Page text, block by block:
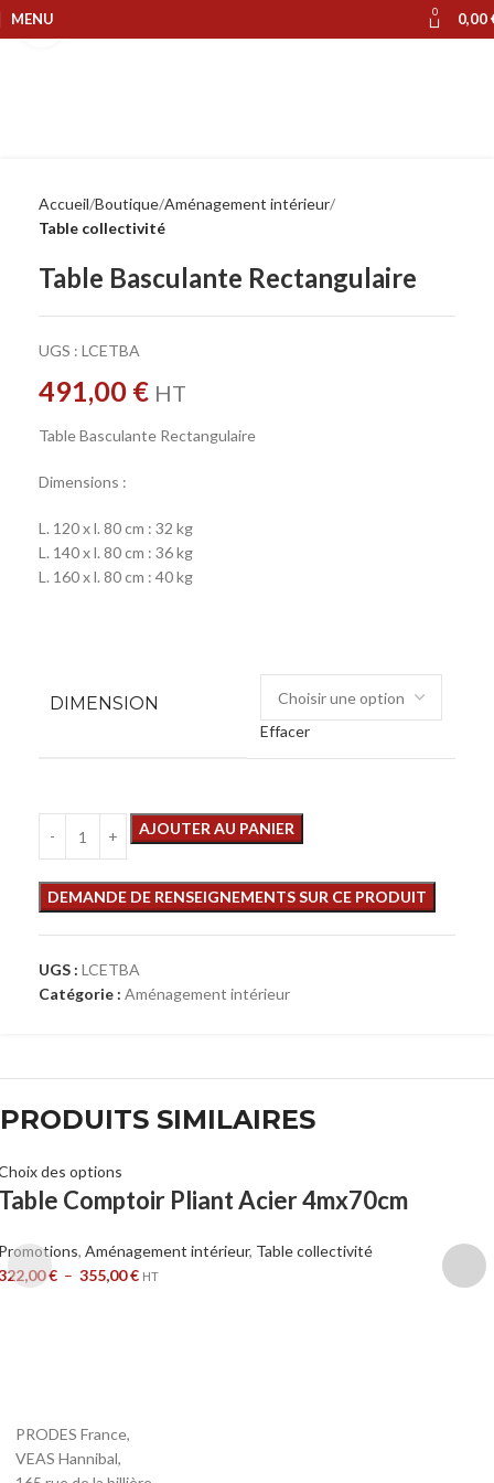
MENU 0 0,00
Accueil Boutique Aménagement intérieur
Table collectivité
Table Basculante Rectangulaire
UGS : LCETBA
491,00 € HT
Table Basculante Rectangulaire
Dimensions :
L. 120 x l. 80 cm : 32 kg
L. 140 x l. 80 cm : 36 kg
L. 160 x l. 80 cm : 40 kg
DIMENSION
Effacer
AJOUTER AU PANIER
UGS : LCETBA
Catégorie : Aménagement intérieur
PRODUITS SIMILAIRES
des options
Comptoir Pliant Acier 4mx70cm
,Aménagement intérieur, Table collectivité
€ – 355,00€ HT
PRODES France,
VEAS Hannibal,